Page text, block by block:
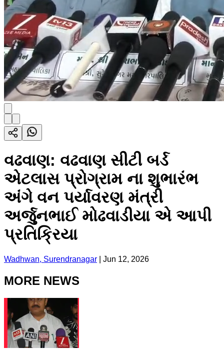
વઢવાણ: વઢવાણ સીટી બર્ડ
એટલાસ પ્રોગ્રામ ના શુભારંભ
અંગે વન પર્યાવરણ મંત્રી
અર્જુનભાઈ મોઢવાડીયા એ આપી
પ્રતિક્રિયા
Wadhwan, Surendranagar Jun 12, 2026
MORE NEWS